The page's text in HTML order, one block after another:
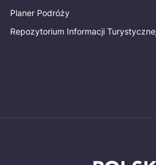
Planer Podróży
Repozytorium Informacji